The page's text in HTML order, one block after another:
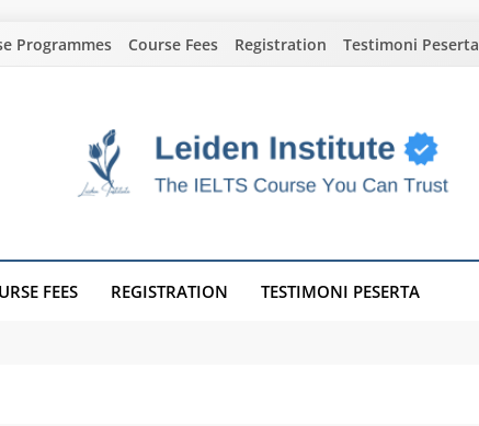
Programmes Course Fees Registration Testimoni Peserta
FEES REGISTRATION TESTIMONI PESERTA